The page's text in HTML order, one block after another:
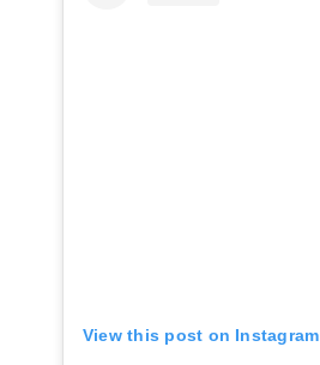
View this post on Instagram